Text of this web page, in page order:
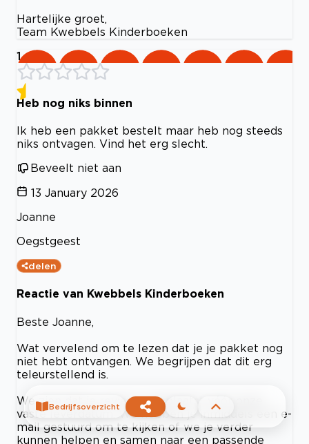
Hartelijke groet,
Team Kwebbels Kinderboeken
1
Heb nog niks binnen
Ik heb een pakket bestelt maar heb nog steeds
niks ontvagen. Vind het erg slecht.
Beveelt niet aan
13 January 2026
Joanne
Oegstgeest
delen
Reactie van Kwebbels Kinderboeken
Beste Joanne,
Wat vervelend om te lezen dat je je pakket nog
niet hebt ontvangen. We begrijpen dat dit erg
teleurstellend is.
We zien dat je review is geplaatst vóór onze
vaste leverdatum. We hebben je inmiddels een e-
mail gestuurd om te kijken of we je verder
kunnen helpen en samen naar een passende
Bedrijfsoverzicht